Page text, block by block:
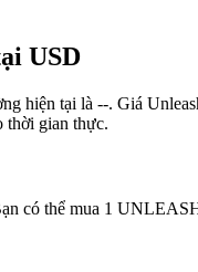
USD
hiện tại là --. Giá
gian thực.
có thể mua 1